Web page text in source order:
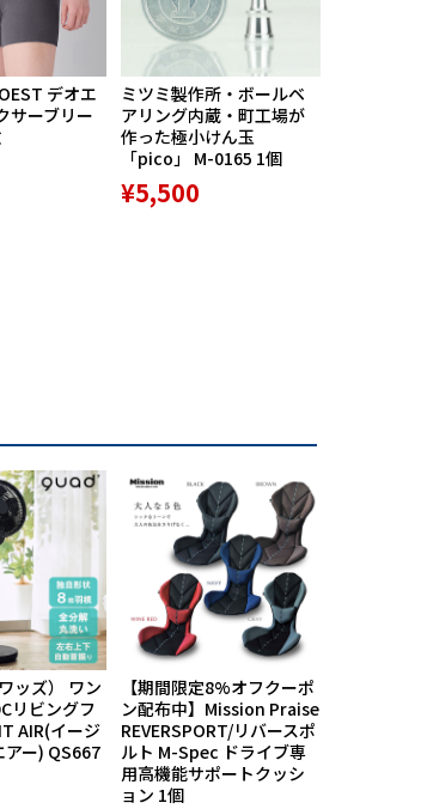
デオエ
サーブリー
ミツミ製作所・ボールベ
アリング内蔵・町工場が
作った極小けん玉
「pico」 M-0165 1個
¥5,500
ッズ） ワン
リビングフ
AIR(イージ
アー) QS667
【期間限定8%オフクーポ
ン配布中】Mission Praise
REVERSPORT/リバースポ
ルト M-Spec ドライブ専
用高機能サポートクッシ
ョン 1個